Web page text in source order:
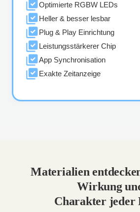
Optimierte RGBW LEDs
Heller & besser lesbar
Plug & Play Einrichtung
Leistungsstärkerer Chip
App Synchronisation
Exakte Zeitanzeige
Materialien
Wirkung
Charakter jeder